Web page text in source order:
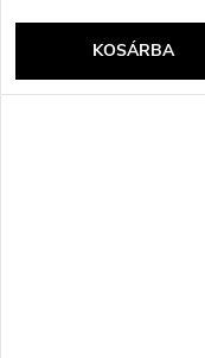
KOSÁRBA